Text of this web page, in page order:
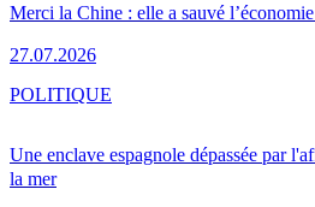
Merci la Chine : elle a sauvé
27.07.2026
Une enclave espagnole dépassée par
la mer
POLITIQUE